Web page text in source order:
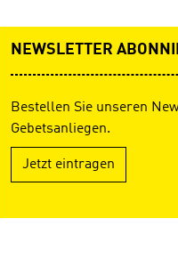
NEWSLETTER
Bestellen Sie unseren
Gebetsanliegen.
Jetzt eintragen